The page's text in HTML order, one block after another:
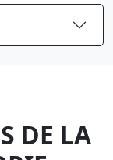
DE LA